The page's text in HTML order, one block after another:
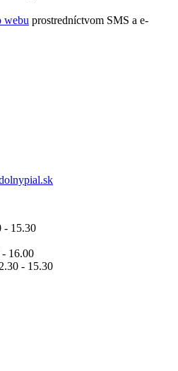
webu prostredníctvom SMS a e-
- 15.30
16.00
- 15.30